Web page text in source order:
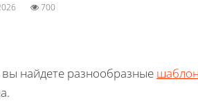
2026 700
найдете разнообразные